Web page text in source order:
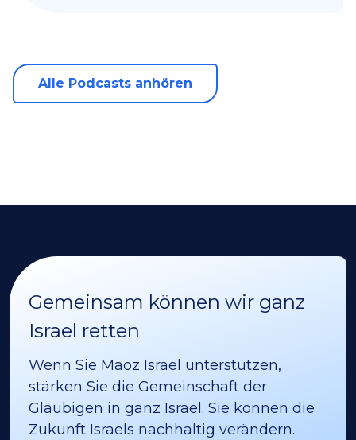
Alle Podcasts anhören
Gemeinsam können wir ganz
Israel retten
Wenn Sie Maoz Israel unterstützen,
stärken Sie die Gemeinschaft der
Gläubigen in ganz Israel. Sie können die
Zukunft Israels nachhaltig verändern.